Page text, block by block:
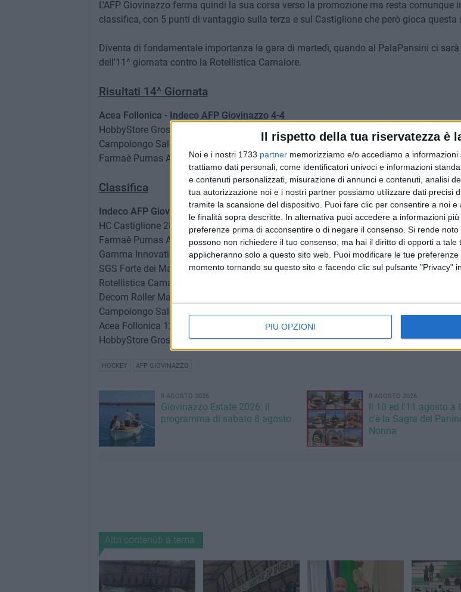
Il rispetto della tua riservatezza è
Noi e i nostri 1733 partner memorizziamo e/o accediamo a
trattiamo dati personali, come identificatori univoci e informazioni
e contenuti personalizzati, misurazione di annunci e contenuti, analisi
tua autorizzazione noi e i nostri partner possiamo utilizzare dati precisi
tramite la scansione del dispositivo. Puoi fare clic per consentire a noi
le finalità sopra descritte. In alternativa puoi accedere a informazioni
preferenze prima di acconsentire o di negare il consenso. Si rende
possono non richiedere il tuo consenso, ma hai il diritto di opporti a
applicheranno solo a questo sito web. Puoi modificare le tue
momento tornando su questo sito e facendo clic sul pulsante "Privacy"
PIÙ OPZIONI
L'AFP Giovinazzo ferma quindi la sua corsa verso la promozione ma resta comunque
classifica, con 5 punti di vantaggio sulla terza e sul Castiglione che però gioca questa
Diventa di fondamentale importanza la gara di martedì, quando al PalaPansini ci sarà
dell'11^ giornata contro la Rotellistica Camaiore.
Risultati 14^ Giornata
Acea Follonica - Indeco AFP Giovinazzo 4-4
HobbyStore Grosseto - Gamma Innovation Sarzana 4-7
Campolongo Salerno - SGS Forte dei Marmi 7-5
Farmaè Pumas Ancora Viareggio - Rotellistica Camaiore 7-1
Classifica
Indeco AFP Giovinazzo 33
HC Castiglione 28
Farmaè Pumas Ancora Viareggio 28
Gamma Innovation Sarzana 20
SGS Forte dei Marmi 19
Rotellistica Camaiore 17
Decom Roller Matera 13
Campolongo Salerno 13
Acea Follonica 12
HobbyStore Grosseto 8
HOCKEY AFP GIOVINAZZO
8 AGOSTO 2026
Giovinazzo Estate 2026: il
programma di sabato 8 agosto
8 AGOSTO 2026
Il 10 ed l'11 agosto a
c'è la Sagra del
Nonna
Altri contenuti a tema